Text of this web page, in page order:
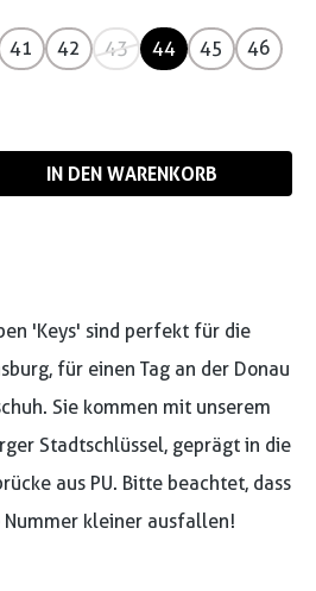
41 42 43 44 45
46
Gib den gewünschten
IN DEN WARENKORB
'Keys' sind perfekt für die
für einen Tag an der Donau
Sie kommen mit unserem
Stadtschlüssel, geprägt in die
aus PU. Bitte beachtet, dass
Nummer kleiner ausfallen!